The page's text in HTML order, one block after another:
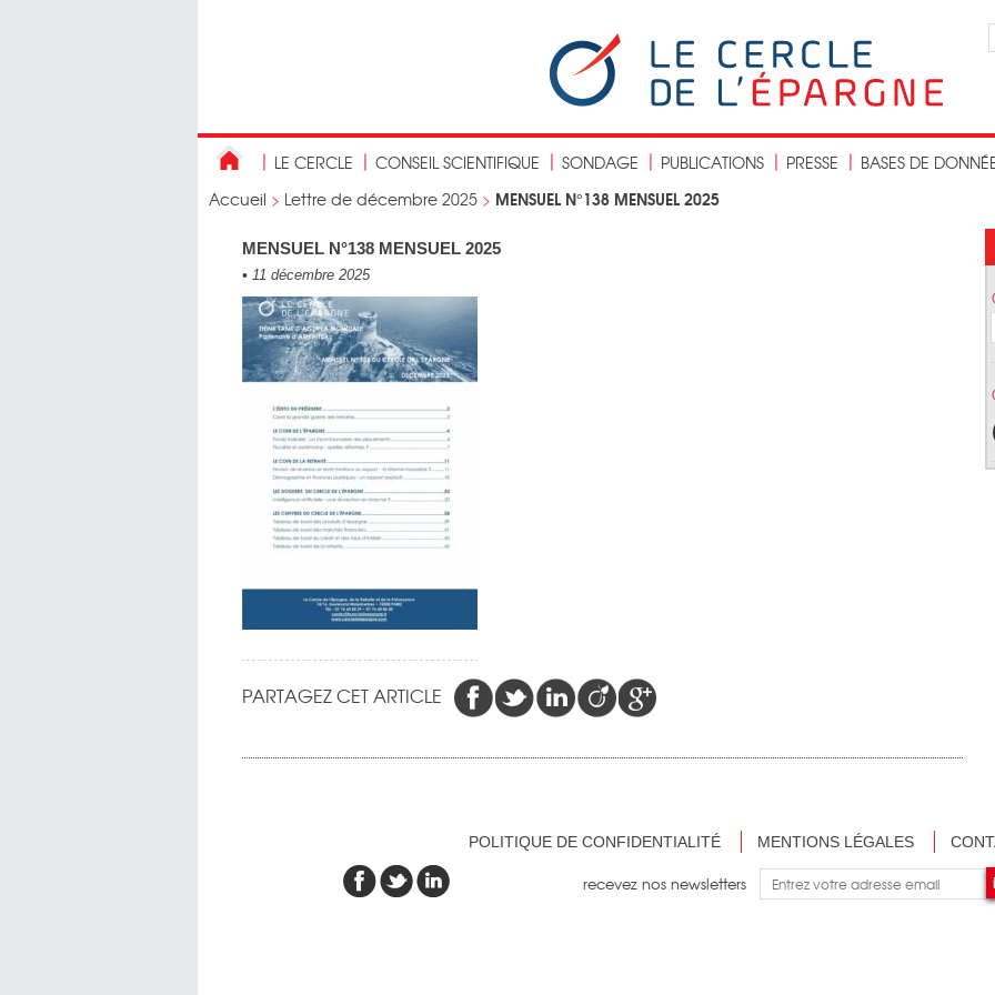
LE CERCLE CONSEIL SCIENTIFIQUE SONDAGE PUBLICATIONS PRESSE
BASES DE
Accueil > Lettre de décembre 2025 > MENSUEL N°138 MENSUEL 2025
MENSUEL N°138 MENSUEL 2025
• 11 décembre 2025
PARTAGEZ CET ARTICLE
POLITIQUE DE CONFIDENTIALITÉ MENTIONS LÉGALES
recevez nos newsletters